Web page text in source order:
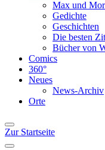
Max und
Gedichte
Geschichten
Die besten
Bücher von
Comics
360°
Neues
News-Archiv
Orte
Zur Startseite